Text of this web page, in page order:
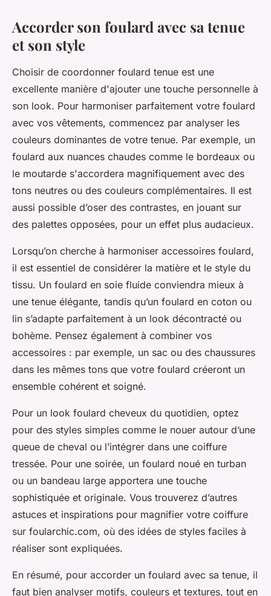
Accorder son foulard avec sa tenue
et son style
Choisir de coordonner foulard tenue est une
excellente manière d'ajouter une touche personnelle à
son look. Pour harmoniser parfaitement votre foulard
avec vos vêtements, commencez par analyser les
couleurs dominantes de votre tenue. Par exemple, un
foulard aux nuances chaudes comme le bordeaux ou
le moutarde s'accordera magnifiquement avec des
tons neutres ou des couleurs complémentaires. Il est
aussi possible d’oser des contrastes, en jouant sur
des palettes opposées, pour un effet plus audacieux.
Lorsqu’on cherche à harmoniser accessoires foulard,
il est essentiel de considérer la matière et le style du
tissu. Un foulard en soie fluide conviendra mieux à
une tenue élégante, tandis qu’un foulard en coton ou
lin s’adapte parfaitement à un look décontracté ou
bohème. Pensez également à combiner vos
accessoires : par exemple, un sac ou des chaussures
dans les mêmes tons que votre foulard créeront un
ensemble cohérent et soigné.
Pour un look foulard cheveux du quotidien, optez
pour des styles simples comme le nouer autour d’une
queue de cheval ou l’intégrer dans une coiffure
tressée. Pour une soirée, un foulard noué en turban
ou un bandeau large apportera une touche
sophistiquée et originale. Vous trouverez d’autres
astuces et inspirations pour magnifier votre coiffure
sur foularchic.com, où des idées de styles faciles à
réaliser sont expliquées.
En résumé, pour accorder un foulard avec sa tenue, il
faut bien analyser motifs, couleurs et textures, tout en